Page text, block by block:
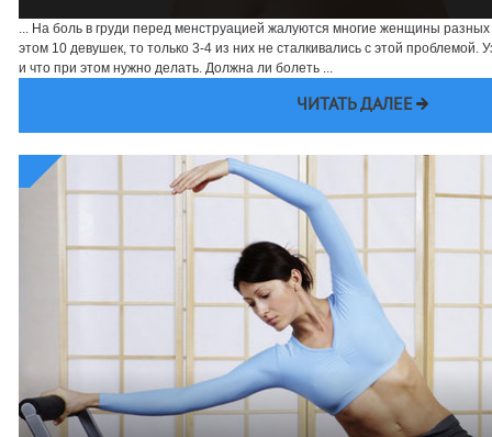
... На боль в груди перед менструацией жалуются многие женщины разных
этом 10 девушек, то только 3-4 из них не сталкивались с этой проблемой.
и что при этом нужно делать. Должна ли болеть ...
ЧИТАТЬ ДАЛЕЕ